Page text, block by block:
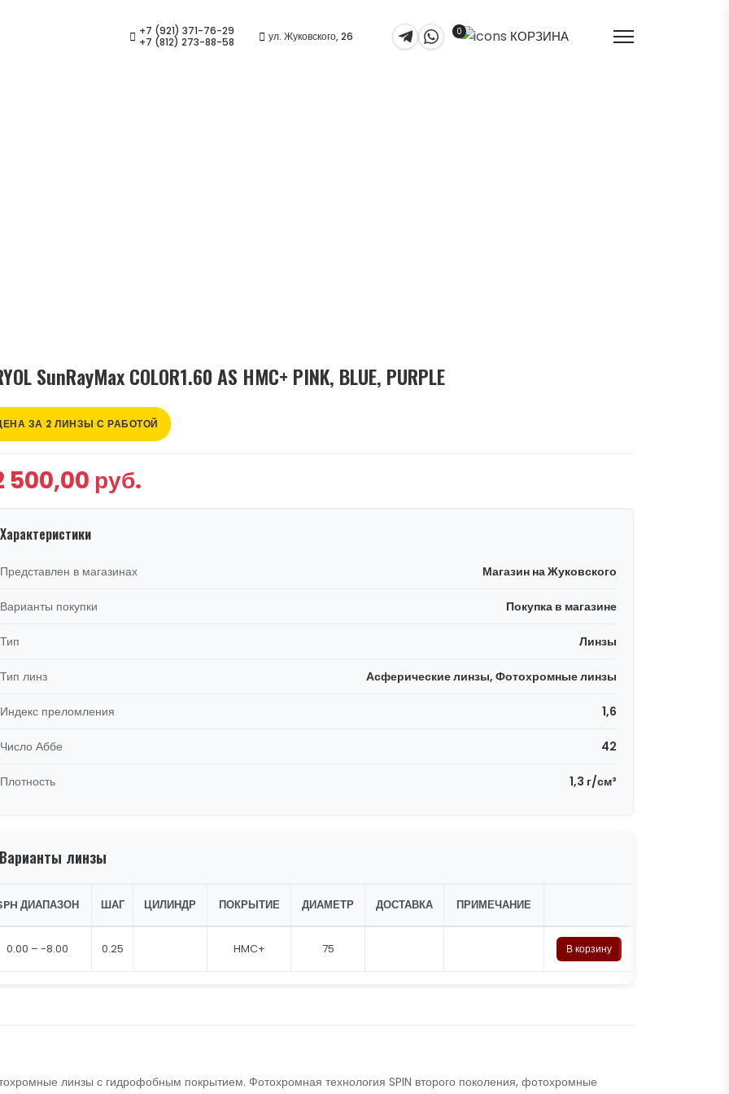
+7 (921) 371-76-29
+7 (812) 273-88-58
ул. Жуковского, 26 0 КОРЗИНА
SunRayMax COLOR1.60 AS HMC+ PINK, BLUE, PURPLE
ЗА 2 ЛИНЗЫ С РАБОТОЙ
500,00 руб.
Характеристики
Представлен в магазинах Магазин на Жуковского
Варианты покупки Покупка в магазине
Тип Линзы
Тип линз Асферические линзы, Фотохромные линзы
Индекс преломления 1,6
Число Аббе 42
Плотность 1,3 г/см³
Варианты линзы
ДИАПАЗОН ШАГ ЦИЛИНДР ПОКРЫТИЕ ДИАМЕТР ДОСТАВКА ПРИМЕЧАНИЕ
0.00 – -8.00 0.25 HMC+ 75 В корзину
линзы с гидрофобным покрытием. Фотохромная технология SPIN второго поколения, фотохромные